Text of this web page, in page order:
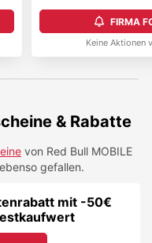
FIRMA
Keine Aktionen
& Rabatte
von Red Bull MOBILE
gefallen.
mit -50€